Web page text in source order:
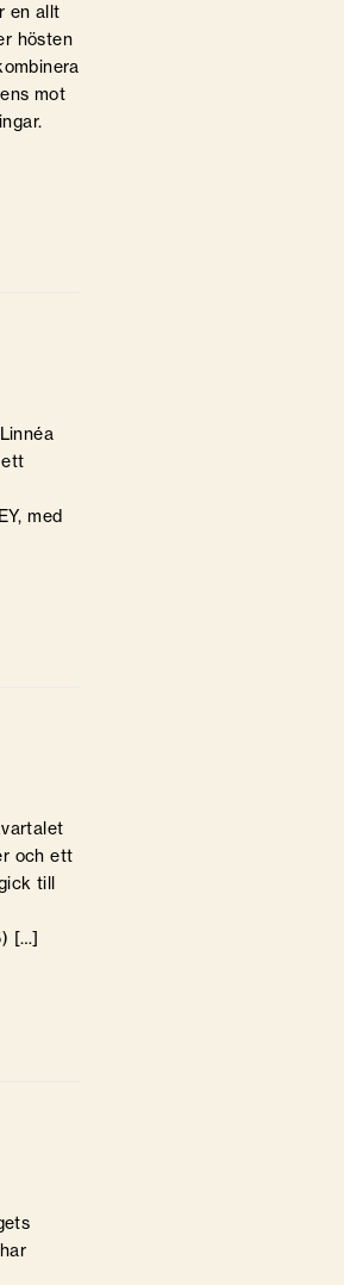
en allt
hösten
mot
med
och ett
till
[…]